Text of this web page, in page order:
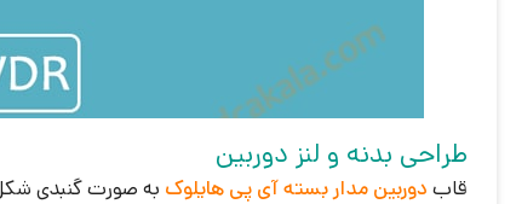
طراحی بدنه و لنز دوربین
قاب دوربین مدار بسته آی پی هایلوک